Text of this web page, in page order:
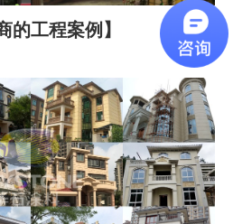
的工程案例】